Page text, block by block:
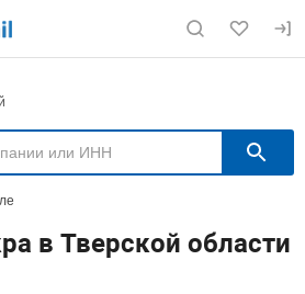
по сайту fishretail.ru
в Тверской области